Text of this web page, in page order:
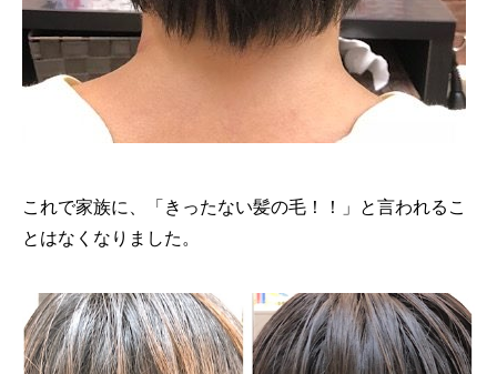
これで家族に、「きったない髪の毛！！」と言われるこ
とはなくなりました。